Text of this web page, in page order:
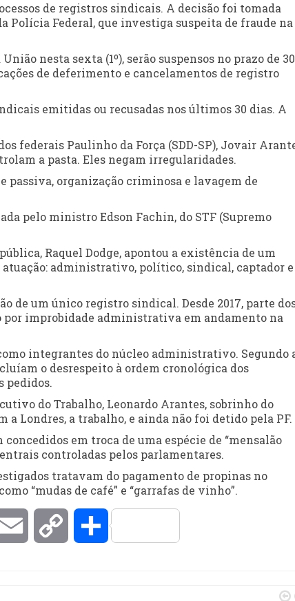
de registros sindicais. A decisão foi tomada
Polícia Federal, que investiga suspeita de fraude na
nesta sexta (1º), serão suspensos no prazo de 30
de deferimento e cancelamentos de registro
emitidas ou recusadas nos últimos 30 dias. A
federais Paulinho da Força (SDD-SP), Jovair
a pasta. Eles negam irregularidades.
passiva, organização criminosa e lavagem de
pelo ministro Edson Fachin, do STF (Supremo
Raquel Dodge, apontou a existência de um
administrativo, político, sindical, captador e
de um único registro sindical. Desde 2017, parte
por improbidade administrativa em andamento na
integrantes do núcleo administrativo. Segundo
o desrespeito à ordem cronológica dos
pedidos.
do Trabalho, Leonardo Arantes, sobrinho do
Londres, a trabalho, e ainda não foi detido pela PF.
em troca de uma espécie de “mensalão
controladas pelos parlamentares.
tratavam do pagamento de propinas no
“mudas de café” e “garrafas de vinho”.
Email Copy Compartilhar
